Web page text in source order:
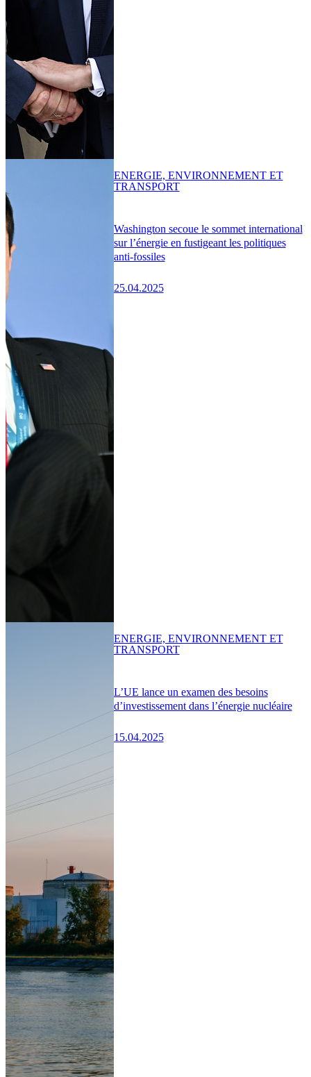
Washington secoue le sommet international
sur l’énergie en fustigeant les politiques
anti-fossiles
25.04.2025
ENERGIE, ENVIRONNEMENT ET
TRANSPORT
L’UE lance un examen des besoins
d’investissement dans l’énergie nucléaire
15.04.2025
ENERGIE, ENVIRONNEMENT ET
TRANSPORT